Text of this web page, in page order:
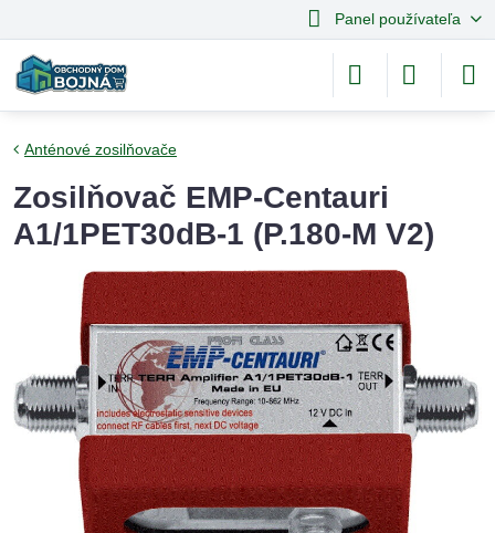
Panel používateľa
Anténové zosilňovače
Zosilňovač EMP-Centauri
A1/1PET30dB-1 (P.180-M V2)